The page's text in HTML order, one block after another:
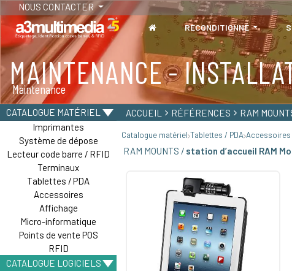
NOUS CONTACTER
RECONDITIONNÉ
MAINTENANCE -
Maintenance
TABLETTES
Tablettes durcies - Étanches - Résistantes
CATALOGUE MATÉRIEL
Imprimantes
Système de dépose
Lecteur code barre / RFID
Terminaux
Tablettes / PDA
Accessoires
Affichage
Micro-informatique
Points de vente POS
RFID
CATALOGUE LOGICIELS
ACCUEIL RÉFÉRENCES RAM
Catalogue matériel Tablettes / PDA Accessoires
RAM MOUNTS / station d’accueil RAM